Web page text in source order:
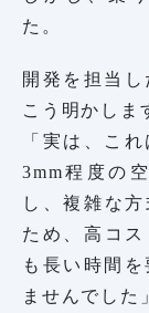
た。
開発を担当
こう明かしま
「実は、こ
3mm程度の
し、複雑な
ため、高コ
も長い時間
ませんでした